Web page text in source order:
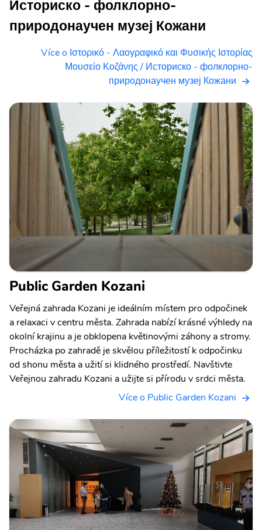
Историско - фолклорно-
природонаучен музеј Кожани
Více o Ιστορικό - Λαογραφικό και Φυσικής Ιστορίας
Μουσείο Κοζάνης / Историско - фолклорно-
природонаучен музеј Кожани
Public Garden Kozani
Veřejná zahrada Kozani je ideálním místem pro odpočinek
a relaxaci v centru města. Zahrada nabízí krásné výhledy na
okolní krajinu a je obklopena květinovými záhony a stromy.
Procházka po zahradě je skvělou příležitostí k odpočinku
od shonu města a užití si klidného prostředí. Navštivte
Veřejnou zahradu Kozani a užijte si přírodu v srdci města.
Více o Public Garden Kozani